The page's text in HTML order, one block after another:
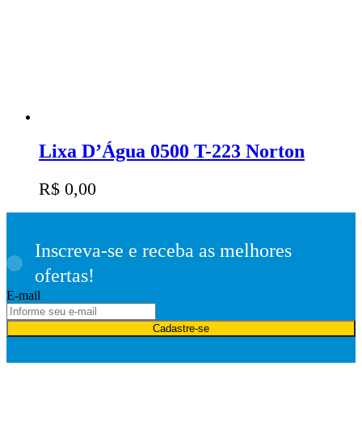
Lixa D’Água 0500 T-223 Norton
R$ 0,00
Inscreva-se e receba as melhores
ofertas!
E-mail
Cadastre-se